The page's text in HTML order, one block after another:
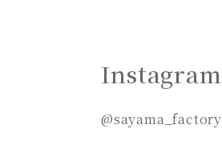
Instagram
@sayama_factory